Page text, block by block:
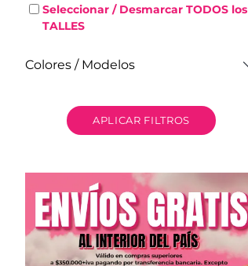
Seleccionar / Desmarcar TODOS los
TALLES
Colores / Modelos
APLICAR FILTROS